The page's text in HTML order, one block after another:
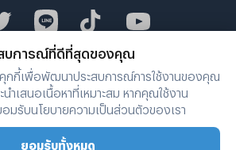
สบการณ์ที่ดีที่สุดของคุณ
คุกกี้เพื่อพัฒนาประสบการณ์การใช้งานของคุณ
นำเสนอเนื้อหาที่เหมาะสม หากคุณใช้งาน
มรับนโยบายความเป็นส่วนตัวของเรา
ยอมรับทั้งหมด